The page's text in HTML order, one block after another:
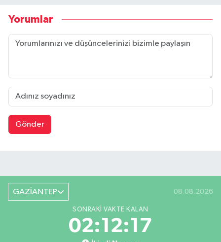
Yorumlar
Gönder
GAZİANTEP 08.08.2026
SONRAKI VAKTE KALAN
02:12:17